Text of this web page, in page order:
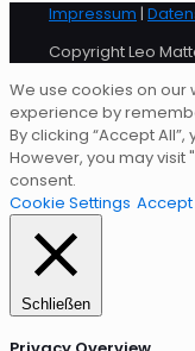
Impressum |
Copyright Leo
We use cookies on our
experience by
By clicking “Accept
However, you may
consent.
Cookie Settings Accept
Schließen